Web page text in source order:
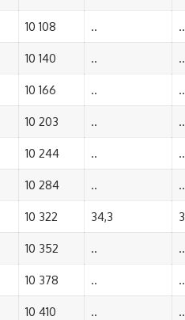
10 108 .. ..
10 140 .. ..
10 166 .. ..
10 203 .. ..
10 244 .. ..
10 284 .. ..
10 322 34,3
10 352 .. ..
10 378 .. ..
10 410 .. ..